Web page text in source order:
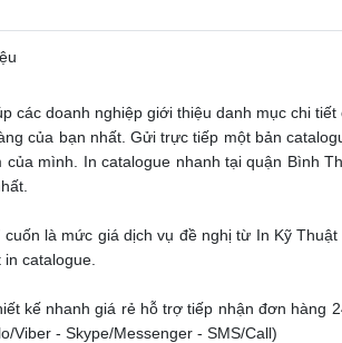
các doanh nghiệp giới thiệu danh mục chi
của bạn nhất. Gửi trực tiếp một bản
của mình. In catalogue nhanh tại quận Bình
cuốn là mức giá dịch vụ đề nghị từ In Kỹ
catalogue.
kế nhanh giá rẻ hỗ trợ tiếp nhận đơn hàng
Viber - Skype/Messenger - SMS/Call)